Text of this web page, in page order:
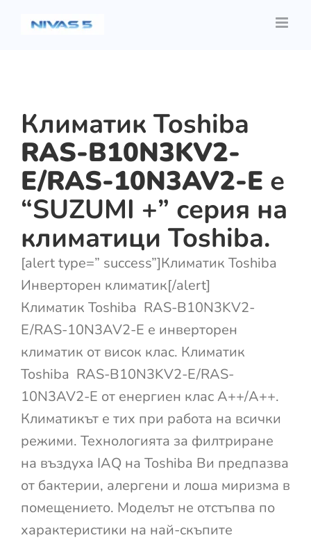
Климатик Toshiba
RAS-B10N3KV2-
E/RAS-10N3AV2-E е
“SUZUMI +” серия на
климатици Toshiba.
[alert type=” success”]Климатик Toshiba
Инверторен климатик[/alert]
Климатик Toshiba RAS-B10N3KV2-
E/RAS-10N3AV2-E е инверторен
климатик от висок клас. Климатик
Toshiba RAS-B10N3KV2-E/RAS-
10N3AV2-E от енергиен клас A++/A++.
Климатикът е тих при работа на всички
режими. Технологията за филтриране
на въздуха IAQ на Toshiba Ви предпазва
от бактерии, алергени и лоша миризма в
помещението. Моделът не отстъпва по
характеристики на най-скъпите